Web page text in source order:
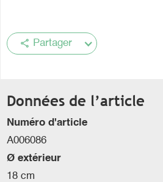
share Partager
Données de l’article
Numéro d'article
A006086
Ø extérieur
18 cm